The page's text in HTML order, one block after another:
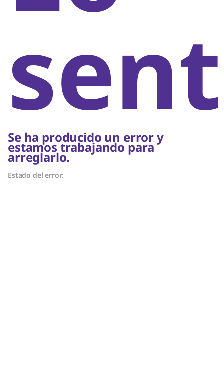
Se ha producido un error y
estamos trabajando para
arreglarlo.
Estado del error: